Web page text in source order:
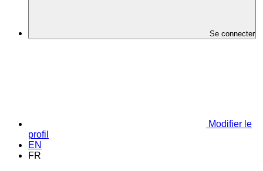
Se connecter
Modifier le
profil
EN
FR